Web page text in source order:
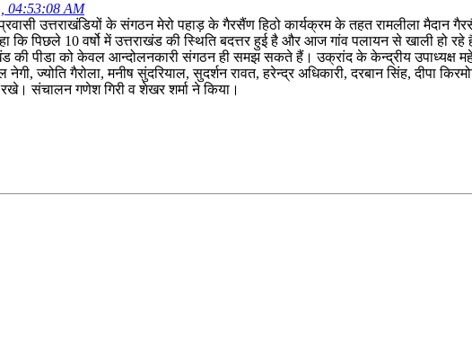
04:53:08 AM
उत्तराखंडियों के संगठन मेरो पहाड़ के गैरसैंण हिठो कार्यक्रम के तहत रामलीला मैदान
पिछले 10 वर्षो में उत्तराखंड की स्थिति बदत्तर हुई है और आज गांव पलायन से खाली हो रहे
पीडा को केवल आन्दोलनकारी संगठन ही समझ सकते हैं। उक्रांद के केन्द्रीय उपाध्यक्ष
ज्योति गैरोला, मनीष सुंदरियाल, सुदर्शन रावत, हरेन्द्र अधिकारी, दरबान सिंह, दीपा
रखे। संचालन गणेश गिरी व शेखर शर्मा ने किया।